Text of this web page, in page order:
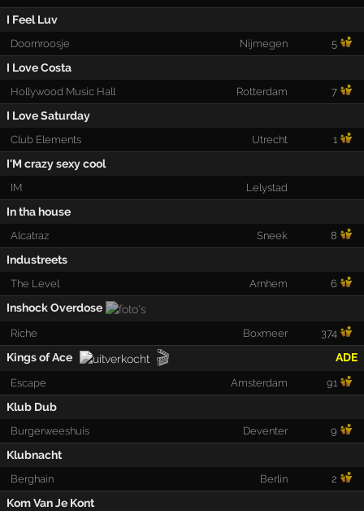
I Feel Luv
Doornroosje Nijmegen 5
I Love Costa
Hollywood Music Hall Rotterdam 7
I Love Saturday
Club Elements Utrecht 1
I'M crazy sexy cool
IM Lelystad
In tha house
Alcatraz Sneek 8
Industreets
The Level Arnhem 6
Inshock Overdose
Riche Boxmeer 374
Kings of Ace 🎬 ADE
Escape Amsterdam 91
Klub Dub
Burgerweeshuis Deventer 9
Klubnacht
Berghain Berlin 2
Kom Van Je Kont